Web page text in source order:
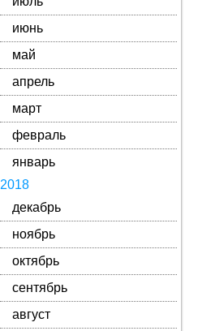
июнь
май
апрель
март
февраль
январь
2018
декабрь
ноябрь
октябрь
сентябрь
август